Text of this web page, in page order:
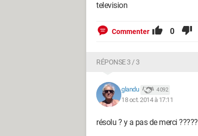
television
Commenter 0
RÉPONSE 3 / 3
glandu 4 092
18 oct. 2014 à 17:11
résolu ? y a pas de merci ?????